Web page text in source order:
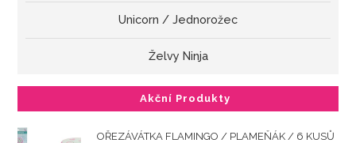
Unicorn / Jednorožec
Želvy Ninja
Akční Produkty
OŘEZÁVÁTKA FLAMINGO / PLAMEŇÁK / 6 KUSŮ